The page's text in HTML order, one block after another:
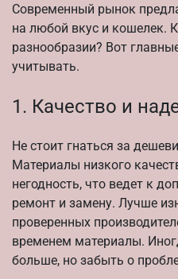
Современный рынок
на любой вкус и кошелек.
разнообразии? Вот
учитывать.
1. Качество и
Не стоит гнаться за
Материалы низкого
негодность, что ведет к
ремонт и замену. Лучше
проверенных
временем материалы.
больше, но забыть о